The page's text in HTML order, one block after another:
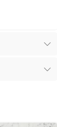
algunas